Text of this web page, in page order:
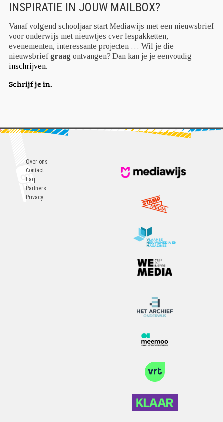
INSPIRATIE IN JOUW MAILBOX?
Vanaf volgend schooljaar start Mediawijs met een nieuwsbrief
voor onderwijs met nieuwtjes over lespakketten,
evenementen, interessante projecten … Wil je die
nieuwsbrief graag ontvangen? Dan kan je je eenvoudig
inschrijven.
Schrijf je in.
Over ons
Contact
Faq
Partners
Privacy